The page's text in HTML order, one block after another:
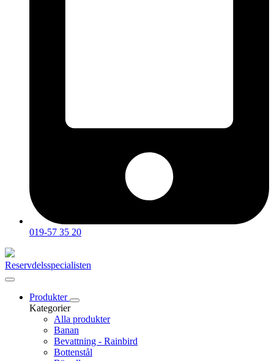
019-57 35 20
Reservdelsspecialisten
Produkter
Kategorier
Alla produkter
Banan
Bevattning - Rainbird
Bottenstål